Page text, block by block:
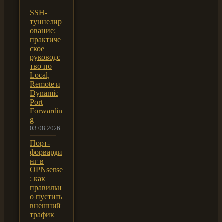
SSH-
туннелир
ование:
практиче
ское
руководс
тво по
Local,
Remote и
Dynamic
Port
Forwardin
g
03.08.2026
Порт-
форварди
нг в
OPNsense
: как
правильн
о пустить
внешний
трафик